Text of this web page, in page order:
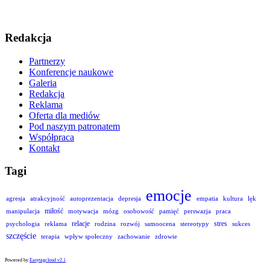
Redakcja
Partnerzy
Konferencje naukowe
Galeria
Redakcja
Reklama
Oferta dla mediów
Pod naszym patronatem
Współpraca
Kontakt
Tagi
agresja atrakcyjność autoprezentacja depresja emocje empatia kultura
lęk
manipulacja
miłość motywacja mózg osobowość pamięć perswazja
praca
psychologia
reklama relacje rodzina rozwój samoocena stereotypy stres sukces
szczęście terapia wpływ społeczny zachowanie zdrowie
Powered by Easytagcloud v2.1